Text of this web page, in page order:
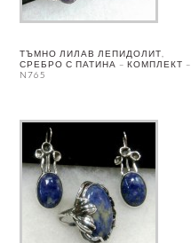
ТЪМНО ЛИЛАВ ЛЕПИДОЛИТ,
СРЕБРО С ПАТИНА – КОМПЛЕКТ –
N765